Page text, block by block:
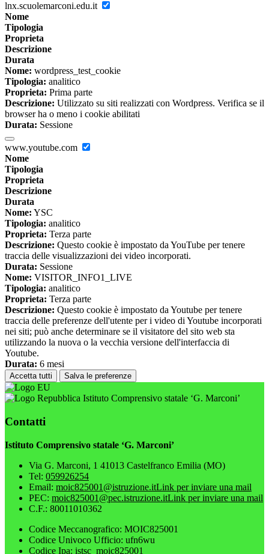
lnx.scuolemarconi.edu.it
Nome
Tipologia
Proprieta
Descrizione
Durata
Nome: wordpress_test_cookie
Tipologia: analitico
Proprieta: Prima parte
Descrizione: Utilizzato su siti realizzati con Wordpress. Verifica se il
browser ha o meno i cookie abilitati
Durata: Sessione
www.youtube.com
Nome
Tipologia
Proprieta
Descrizione
Durata
Nome: YSC
Tipologia: analitico
Proprieta: Terza parte
Descrizione: Questo cookie è impostato da YouTube per tenere
traccia delle visualizzazioni dei video incorporati.
Durata: Sessione
Nome: VISITOR_INFO1_LIVE
Tipologia: analitico
Proprieta: Terza parte
Descrizione: Questo cookie è impostato da Youtube per tenere
traccia delle preferenze dell'utente per i video di Youtube incorporati
nei siti; può anche determinare se il visitatore del sito web sta
utilizzando la nuova o la vecchia versione dell'interfaccia di
Youtube.
Durata: 6 mesi
Accetta tutti Salva le preferenze
Istituto Comprensivo statale ‘G. Marconi’
Contatti
Istituto Comprensivo statale ‘G. Marconi’
Via G. Marconi, 1 41013 Castelfranco Emilia (MO)
Tel: 059926254
Email: moic825001@istruzione.itLink per inviare una mail
PEC: moic825001@pec.istruzione.itLink per inviare una mail
C.F.: 80011010362
Codice Meccanografico: MOIC825001
Codice Univoco Ufficio: ufn6wu
Codice Ipa: istsc_moic825001